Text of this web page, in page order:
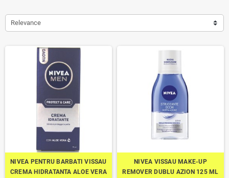
Relevance
NIVEA PENTRU BARBATI VISSAU
CREMA HIDRATANTA ALOE VERA
NIVEA VISSAU MAKE-UP
REMOVER DUBLU AZION 125 ML